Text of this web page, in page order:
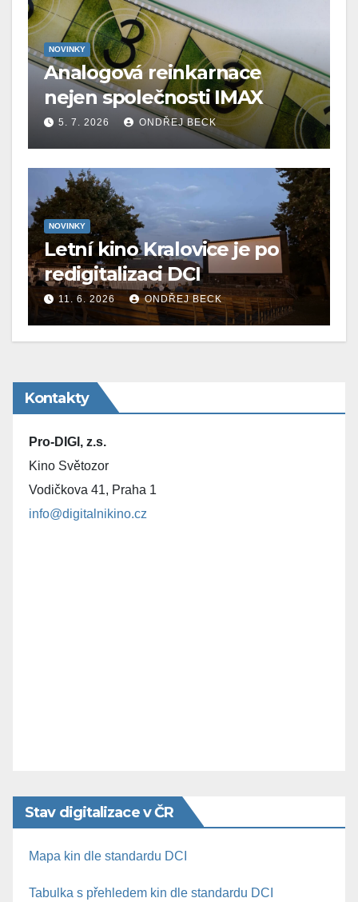
NOVINKY
Analogová reinkarnace
nejen společnosti IMAX
5. 7. 2026 ONDŘEJ BECK
NOVINKY
Letní kino Kralovice je po
redigitalizaci DCI
11. 6. 2026 ONDŘEJ BECK
Kontakty
Pro-DIGI, z.s.
Kino Světozor
Vodičkova 41, Praha 1
info@digitalnikino.cz
Stav digitalizace v ČR
Mapa kin dle standardu DCI
Tabulka s přehledem kin dle standardu DCI